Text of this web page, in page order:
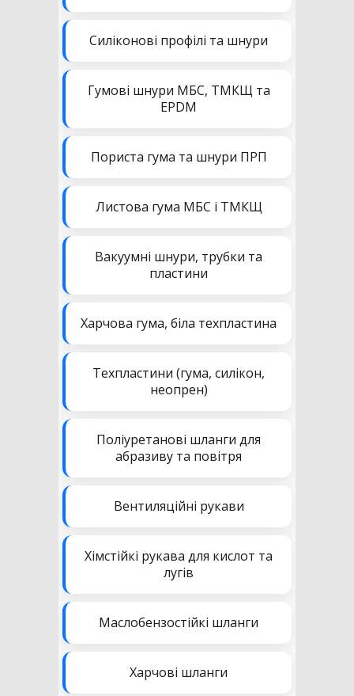
Силіконові профілі та шнури
Гумові шнури МБС, ТМКЩ та
EPDM
Пориста гума та шнури ПРП
Листова гума МБС і ТМКЩ
Вакуумні шнури, трубки та
пластини
Харчова гума, біла техпластина
Техпластини (гума, силікон,
неопрен)
Поліуретанові шланги для
абразиву та повітря
Вентиляційні рукави
Хімстійкі рукава для кислот та
лугів
Маслобензостійкі шланги
Харчові шланги